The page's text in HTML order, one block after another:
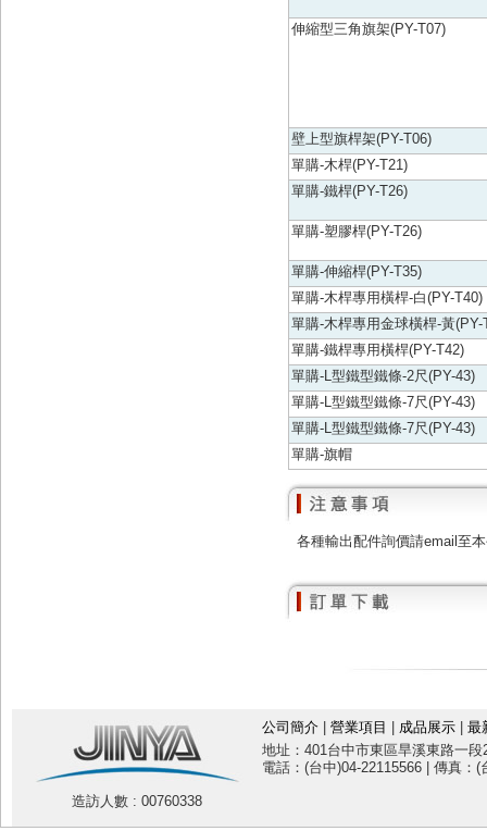
伸縮型三角旗架(PY-T07)
壁上型旗桿架(PY-T06)
單購-木桿(PY-T21)
單購-鐵桿(PY-T26)
單購-塑膠桿(PY-T26)
單購-伸縮桿(PY-T35)
單購-木桿專用橫桿-白(PY-T40)
單購-木桿專用金球橫桿-黃
單購-鐵桿專用橫桿(PY-T42)
單購-L型鐵型鐵條-2尺(PY-43)
單購-L型鐵型鐵條-7尺(PY-43)
單購-L型鐵型鐵條-7尺(PY-43)
單購-旗帽
各種輸出配件詢價請email至
造訪人數 : 00760338
公司簡介 營業項目 成品展示
最
地址：401台中市東區旱溪東路一
電話：(台中)04-22115566 | 傳真：(